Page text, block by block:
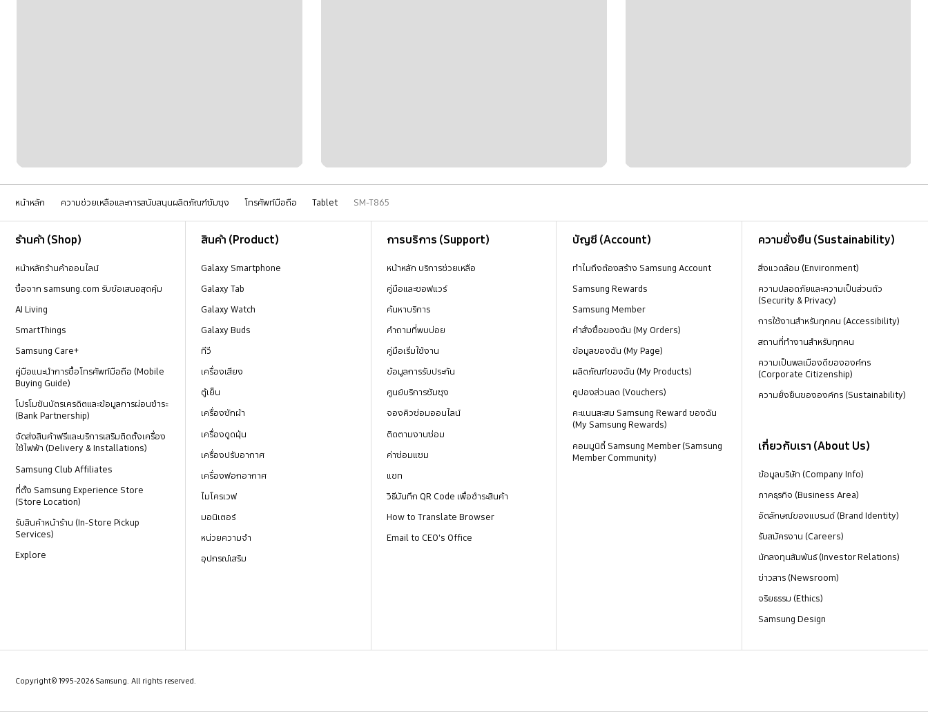
หน้าหลัก ความช่วยเหลือและการสนับสนุนผลิตภัณฑ์ซัมซุง โทรศัพท์มือถือ Tablet SM-T865
ร้านค้า (Shop)
หน้าหลักร้านค้าออนไลน์
ซื้อจาก samsung.com รับข้อเสนอสุดคุ้ม
AI Living
SmartThings
Samsung Care+
คู่มือแนะนำการซื้อโทรศัพท์มือถือ (Mobile
Buying Guide)
โปรโมชันบัตรเครดิตและข้อมูลการผ่อนชำระ
(Bank Partnership)
จัดส่งสินค้าฟรีและบริการเสริมติดตั้งเครื่อง
ใช้ไฟฟ้า (Delivery & Installations)
Samsung Club Affiliates
ที่ตั้ง Samsung Experience Store
(Store Location)
รับสินค้าหน้าร้าน (In-Store Pickup
Services)
Explore
สินค้า (Product)
Galaxy Smartphone
Galaxy Tab
Galaxy Watch
Galaxy Buds
ทีวี
เครื่องเสียง
ตู้เย็น
เครื่องซักผ้า
เครื่องดูดฝุ่น
เครื่องปรับอากาศ
เครื่องฟอกอากาศ
ไมโครเวฟ
มอนิเตอร์
หน่วยความจำ
อุปกรณ์เสริม
การบริการ (Support)
หน้าหลัก บริการช่วยเหลือ
คู่มือและซอฟแวร์
ค้นหาบริการ
คำถามที่พบบ่อย
คู่มือเริ่มใช้งาน
ข้อมูลการรับประกัน
ศูนย์บริการซัมซุง
จองคิวซ่อมออนไลน์
ติดตามงานซ่อม
ค่าซ่อมแซม
แชท
วิธีบันทึก QR Code เพื่อชำระสินค้า
How to Translate Browser
Email to CEO's Office
บัญชี (Account)
ทำไมถึงต้องสร้าง Samsung Account
Samsung Rewards
Samsung Member
คำสั่งซื้อของฉัน (My Orders)
ข้อมูลของฉัน (My Page)
ผลิตภัณฑ์ของฉัน (My Products)
คูปองส่วนลด (Vouchers)
คะแนนสะสม Samsung Reward ของฉัน
(My Samsung Rewards)
คอมมูนิตี้ Samsung Member (Samsung
Member Community)
ความยั่งยืน (Sustainability)
สิ่งแวดล้อม (Environment)
ความปลอดภัยและความเป็นส่วนตัว
(Security & Privacy)
การใช้งานสำหรับทุกคน (Accessibility)
สถานที่ทำงานสำหรับทุกคน
ความเป็นพลเมืองดีขององค์กร
(Corporate Citizenship)
ความยั่งยืนขององค์กร (Sustainability)
เกี่ยวกับเรา (About Us)
ข้อมูลบริษัท (Company Info)
ภาคธุรกิจ (Business Area)
อัตลักษณ์ของแบรนด์ (Brand Identity)
รับสมัครงาน (Careers)
นักลงทุนสัมพันธ์ (Investor Relations)
ข่าวสาร (Newsroom)
จริยธรรม (Ethics)
Samsung Design
Copyright© 1995-2026 Samsung. All rights reserved.